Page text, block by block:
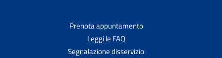
Prenota appuntamento
Leggi le FAQ
Segnalazione disservizio